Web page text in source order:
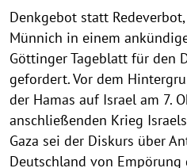
Denkgebot statt
Münnich in einem
Göttinger Tageblatt für den
gefordert. Vor dem
der Hamas auf Israel am 7.
anschließenden Krieg
Gaza sei der Diskurs über
Deutschland von